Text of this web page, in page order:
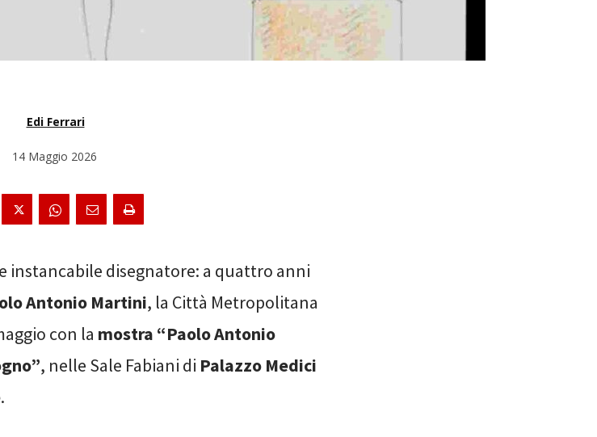
Edi Ferrari
14 Maggio 2026
instancabile disegnatore: a quattro anni
Antonio Martini, la Città Metropolitana
con la mostra “Paolo Antonio
, nelle Sale Fabiani di Palazzo Medici
.